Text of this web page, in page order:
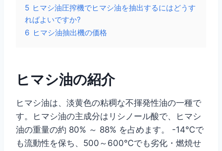
5 ヒマシ油圧搾機でヒマシ油を抽出するにはどうす
ればよいですか?
6 ヒマシ油抽出機の価格
ヒマシ油の紹介
ヒマシ油は、淡黄色の粘稠な不揮発性油の一種で
す。ヒマシ油の主成分はリシノール酸で、ヒマシ
油の重量の約 80% ～ 88% を占めます。 -14℃で
も流動性を保ち、500～600℃でも劣化・燃焼せ